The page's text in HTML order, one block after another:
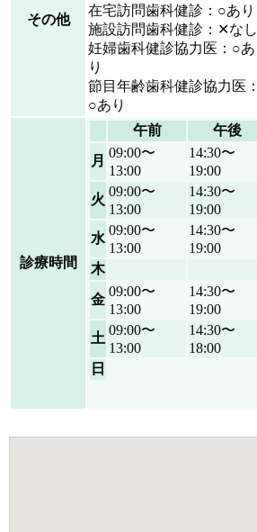
その他
在宅訪問歯科健診：○あり
施設訪問歯科健診：✕なし
妊婦歯科健診協力医：○あ
り
節目年齢歯科健診協力医：
○あり
診療時間
午前
午後
月
09:00〜
13:00
14:30〜
19:00
火
09:00〜
13:00
14:30〜
19:00
水
09:00〜
13:00
14:30〜
19:00
木
金
09:00〜
13:00
14:30〜
19:00
土
09:00〜
13:00
14:30〜
18:00
日